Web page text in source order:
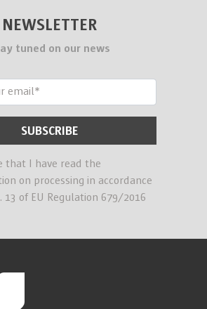
NEWSLETTER
tuned on our news
that I have read the
on processing in accordance
of EU Regulation 679/2016